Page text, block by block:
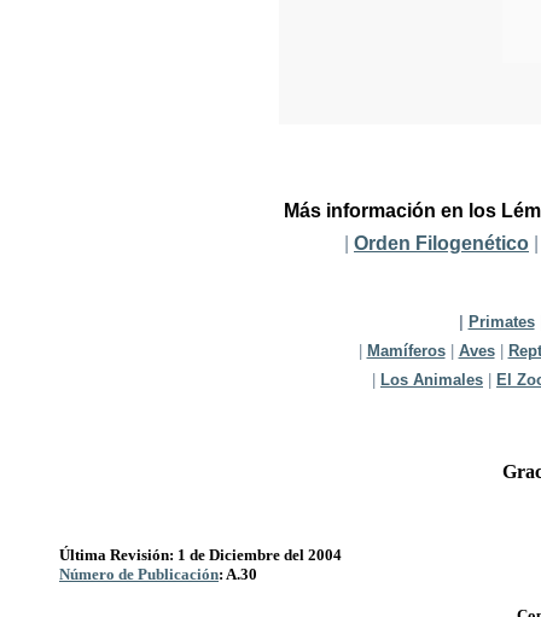
Más información en los
Orden Filogenético
Primates
Mamíferos| Aves|
Los Animales El
Última Revisión: 1 de Diciembre del 2004
Número de Publicación: A.30